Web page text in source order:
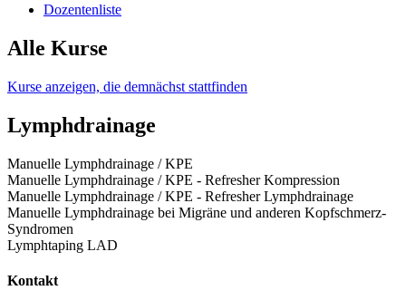
Dozentenliste
Alle Kurse
Kurse anzeigen, die demnächst stattfinden
Lymphdrainage
Manuelle Lymphdrainage / KPE
Manuelle Lymphdrainage / KPE - Refresher Kompression
Manuelle Lymphdrainage / KPE - Refresher Lymphdrainage
Manuelle Lymphdrainage bei Migräne und anderen Kopfschmerz-
Syndromen
Lymphtaping LAD
Kontakt